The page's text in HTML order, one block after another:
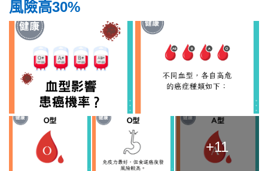
風險高30%
+11